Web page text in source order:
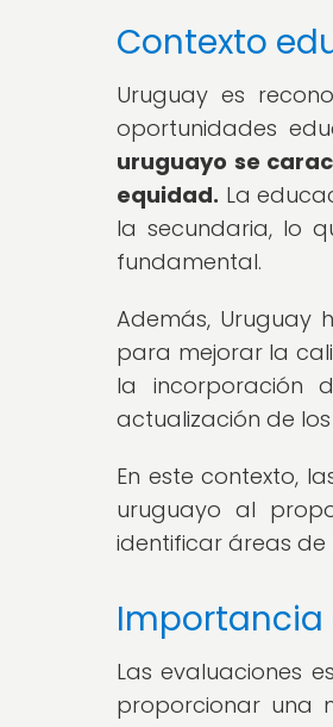
Contexto
Uruguay es
oportunidades
uruguayo se
equidad. La
la secundaria, lo
fundamental.
Además, Uruguay
para mejorar la
la incorporación
actualización de
En este contexto,
uruguayo al
identificar áreas
Importancia
Las evaluaciones
proporcionar una